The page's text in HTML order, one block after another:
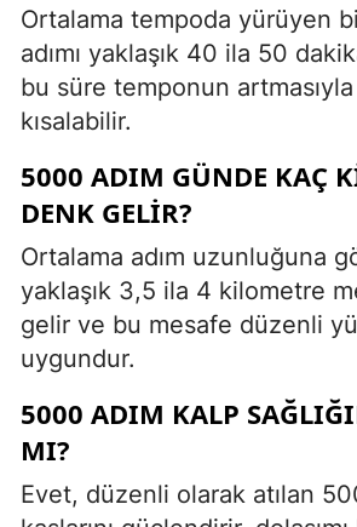
Ortalama tempoda yürüyen
adımı yaklaşık 40 ila 50
bu süre temponun
kısalabilir.
5000 ADIM GÜNDE KAÇ
DENK GELIR?
Ortalama adım uzunluğuna
yaklaşık 3,5 ila 4 kilometre
gelir ve bu mesafe düzenli
uygundur.
5000 ADIM KALP
MI?
Evet, düzenli olarak atılan